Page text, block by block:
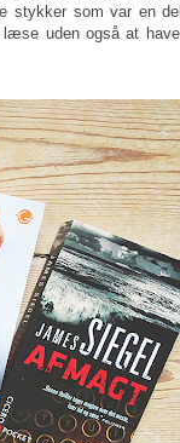
stykker som var en
uden også at